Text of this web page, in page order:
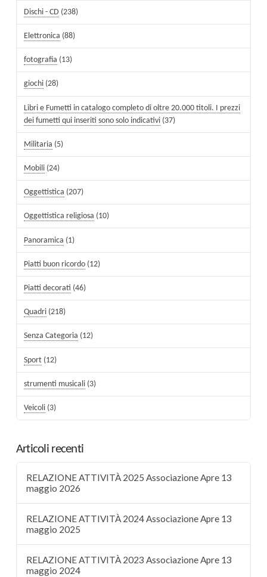
Dischi - CD (238)
Elettronica (88)
fotografia (13)
giochi (28)
Libri e Fumetti in catalogo completo di oltre 20.000 titoli. I prezzi
dei fumetti qui inseriti sono solo indicativi (37)
Militaria (5)
Mobili (24)
Oggettistica (207)
Oggettistica religiosa (10)
Panoramica (1)
Piatti buon ricordo (12)
Piatti decorati (46)
Quadri (218)
Senza Categoria (12)
Sport (12)
strumenti musicali (3)
Veicoli (3)
Articoli recenti
RELAZIONE ATTIVITÀ 2025 Associazione Apre 13
maggio 2026
RELAZIONE ATTIVITÀ 2024 Associazione Apre 13
maggio 2025
RELAZIONE ATTIVITÀ 2023 Associazione Apre 13
maggio 2024